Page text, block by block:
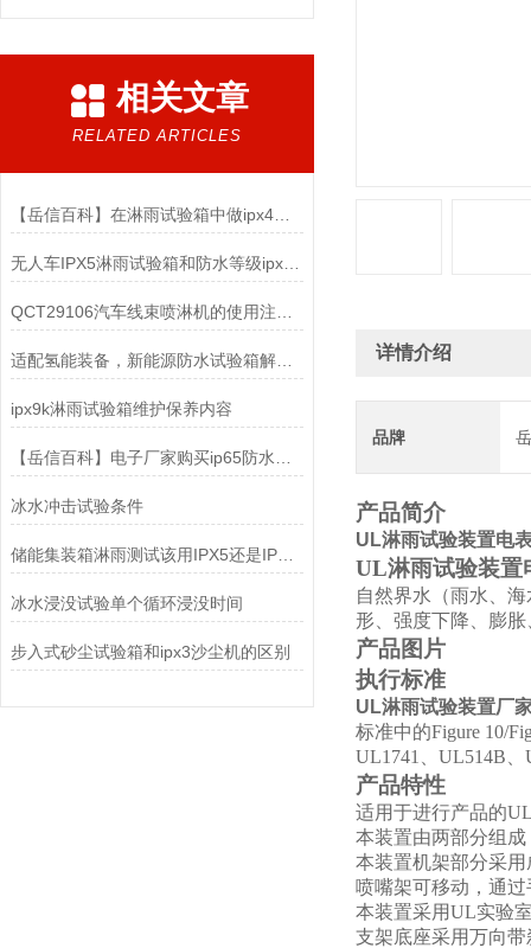
相关文章
RELATED ARTICLES
【岳信百科】在淋雨试验箱中做ipx4防水测试时要注意哪些？
无人车IPX5淋雨试验箱和防水等级ipx4的区别
适配氢能装备，新能源防水试验箱解锁氢能安全新维度
ipx9k淋雨试验箱维护保养内容
冰水冲击试验条件
储能集装箱淋雨测试该用IPX5还是IPX6等级？
冰水浸没试验单个循环浸没时间
步入式砂尘试验箱和ipx3沙尘机的区别
详情介绍
品牌
产品简介
UL淋雨试验装置电
UL淋雨试验装置
自然界水（雨水、
形、强度下降、膨
产品图片
执行标准
UL淋雨试验装置厂
标准中的Figure 10/
UL1741
UL514B
产品特性
适用于进行产品的
本装置由两部分组
本装置机架部分采
喷嘴架可移动，通
本装置采用UL实验
支架底座采用万向